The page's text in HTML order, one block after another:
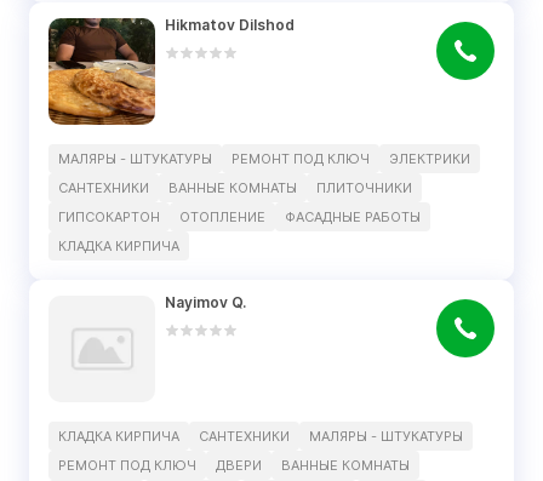
Hikmatov Dilshod
МАЛЯРЫ - ШТУКАТУРЫ РЕМОНТ ПОД КЛЮЧ
ЭЛЕКТРИКИ
САНТЕХНИКИ
ВАННЫЕ КОМНАТЫ
ПЛИТОЧНИКИ
ГИПСОКАРТОН
ОТОПЛЕНИЕ
ФАСАДНЫЕ РАБОТЫ
КЛАДКА КИРПИЧА
Nayimov Q.
КЛАДКА КИРПИЧА САНТЕХНИКИ
МАЛЯРЫ - ШТУКАТУРЫ
РЕМОНТ ПОД КЛЮЧ
ДВЕРИ
ВАННЫЕ КОМНАТЫ